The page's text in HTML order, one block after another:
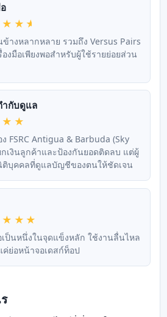
างหลากหลาย รวมถึง Versus Pairs
งมือเพียงพอสำหรับผู้ใช้รายย่อยส่วน
ำกับดูแล
FSRC Antigua & Barbuda (Sky
กเงินลูกค้าและป้องกันยอดติดลบ แต่ผู้
ติบุคคลที่ดูแลบัญชีของตนให้ชัดเจน
ป็นหนึ่งในจุดแข็งหลัก ใช้งานลื่นไหล
ค่ย่อหน้าจอเดสก์ท็อป